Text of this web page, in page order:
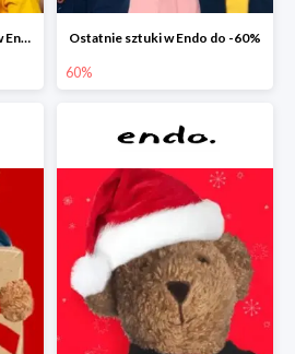
Piżamy idealne na prezent w Endo do -50% Ostatnie sztuki w Endo do -60%
60%